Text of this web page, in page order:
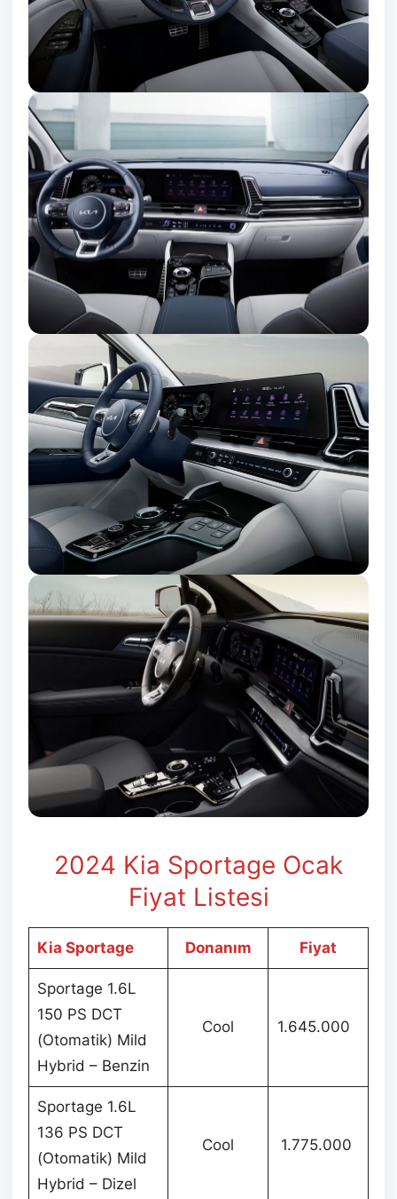
2024 Kia Sportage Ocak
Fiyat Listesi
Kia Sportage Donanım Fiyat
Sportage 1.6L
150 PS DCT
(Otomatik) Mild
Hybrid – Benzin
Cool 1.645.000
Sportage 1.6L
136 PS DCT
(Otomatik) Mild
Hybrid – Dizel
Cool 1.775.000